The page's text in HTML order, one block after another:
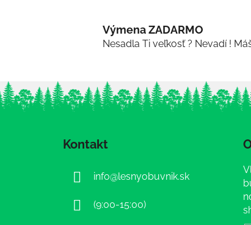
Výmena ZADARMO
Nesadla Ti veľkosť ? Nevadí !
Kontakt
info@lesnyobuvnik.sk
(9:00-15:00)